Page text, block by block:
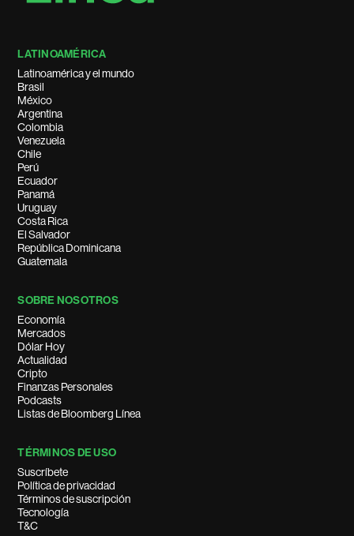
LATINOAMÉRICA
Latinoamérica y el mundo
Brasil
México
Argentina
Colombia
Venezuela
Chile
Perú
Ecuador
Panamá
Uruguay
Costa Rica
El Salvador
República Dominicana
Guatemala
SOBRE NOSOTROS
Economía
Mercados
Dólar Hoy
Actualidad
Cripto
Finanzas Personales
Podcasts
Listas de Bloomberg Línea
TÉRMINOS DE USO
Suscríbete
Política de privacidad
Términos de suscripción
Tecnología
T&C